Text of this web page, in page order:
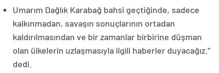
Umarım Dağlık Karabağ bahsi geçtiğinde, sadece
kalkınmadan, savaşın sonuçlarının ortadan
kaldırılmasından ve bir zamanlar birbirine düşman
olan ülkelerin uzlaşmasıyla ilgili haberler duyacağız.”
dedi.